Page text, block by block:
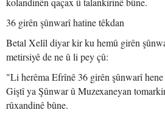
36 girên şûnwarî hatine têkdan
Betal Xelîl diyar kir ku hemû girên
metirsiyê de ne û li pey çû:
"Li herêma Efrînê 36 girên şûnwarî
Giştî ya Şûnwar û Muzexaneyan
rûxandinê bûne.